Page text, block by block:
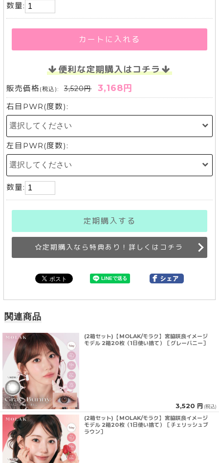
数量:
カートに入れる
便利な定期購入はコチラ
販売価格 (税込): 3,520円 3,168円
右目PWR(度数):
左目PWR(度数):
数量:
定期購入する
定期購入なら特典あり！詳しくはコチラ
関連商品
(2箱セット)【MOLAK/モラク】宮脇咲良イメージ
モデル 2箱20枚（1日使い捨て）［グレーバニー］
3,520 円 (税込)
(2箱セット)【MOLAK/モラク】宮脇咲良イメージ
モデル 2箱20枚（1日使い捨て）［チェリッシュブ
ラウン］